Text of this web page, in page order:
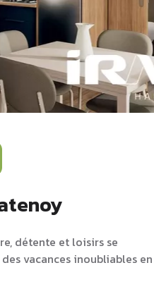
détente et loisirs se
vacances inoubliables en